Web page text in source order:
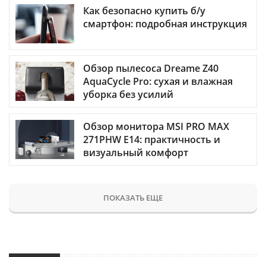
Как безопасно купить б/у
смартфон: подробная инструкция
Обзор пылесоса Dreame Z40
AquaCycle Pro: сухая и влажная
уборка без усилий
Обзор монитора MSI PRO MAX
271PHW E14: практичность и
визуальный комфорт
ПОКАЗАТЬ ЕЩЕ